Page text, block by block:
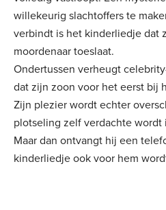
willekeurig slachtoffers te
verbindt is het kinderliedje dat
moordenaar toeslaat.
Ondertussen verheugt
dat zijn zoon voor het eerst bij
Zijn plezier wordt echter
plotseling zelf verdachte
Maar dan ontvangt hij een
kinderliedje ook voor hem